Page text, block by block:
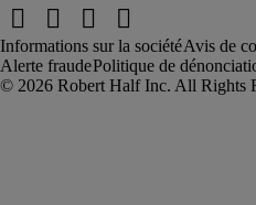
Informations sur la sociétéAvis de
Alerte fraudePolitique de